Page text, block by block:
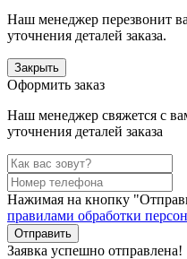
Наш менеджер перезвонит
уточнения деталей заказа.
Закрыть
Оформить заказ
Наш менеджер свяжется с
уточнения деталей заказа
Нажимая на кнопку
правилами обработки
Заявка успешно отправлена!